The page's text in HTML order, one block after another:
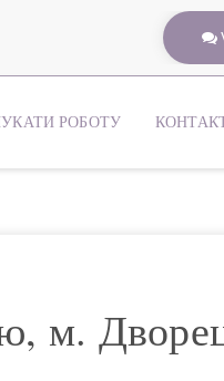
РОБОТУ
м.